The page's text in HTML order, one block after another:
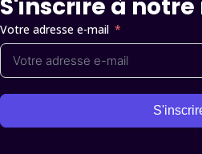
S'inscrire à
Votre adresse e-mail